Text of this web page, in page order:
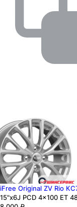
iFree Original ZV Rio
15"x6J PCD 4x100 ЕТ